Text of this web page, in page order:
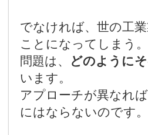
でなければ、世の工
ことになってしまう。
問題は、
どのように
います。
アプローチが異なれ
にはならないのです。